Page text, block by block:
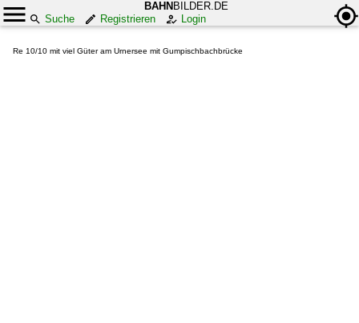
BAHN BILDER.DE
Suche
Registrieren Login
Re 10/10 mit viel Güter am Urnersee mit Gumpischbachbrücke